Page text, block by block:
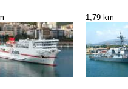
1,79 km